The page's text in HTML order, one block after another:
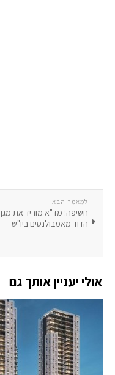
למאמר הבא
חשיפה: מד"א מוריד את מגן
הדוד מאמבולנסים ביו"ש
אולי יעניין אותך גם